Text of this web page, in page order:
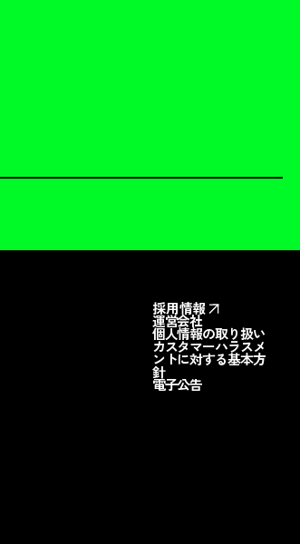
採用情報
運営会社
個人情報の取り扱い
カスタマーハラスメ
ントに対する基本方
針
電子公告